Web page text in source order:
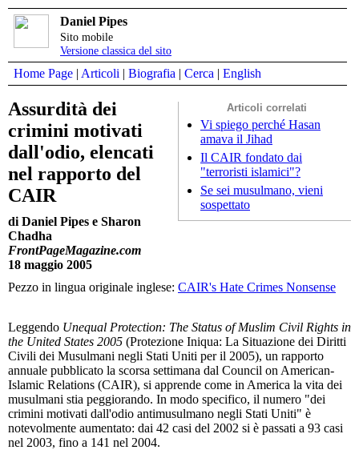
Daniel Pipes
Sito mobile
Versione classica del sito
Home Page | Articoli | Biografia | Cerca | English
Articoli correlati
Vi spiego perché Hasan
amava il Jihad
Il CAIR fondato dai
"terroristi islamici"?
Se sei musulmano, vieni
sospettato
Assurdità dei
crimini motivati
dall'odio, elencati
nel rapporto del
CAIR
di Daniel Pipes e Sharon
Chadha
FrontPageMagazine.com
18 maggio 2005
Pezzo in lingua originale inglese: CAIR's Hate Crimes Nonsense
Leggendo Unequal Protection: The Status of Muslim Civil Rights in
the United States 2005 (Protezione Iniqua: La Situazione dei Diritti
Civili dei Musulmani negli Stati Uniti per il 2005), un rapporto
annuale pubblicato la scorsa settimana dal Council on American-
Islamic Relations (CAIR), si apprende come in America la vita dei
musulmani stia peggiorando. In modo specifico, il numero "dei
crimini motivati dall'odio antimusulmano negli Stati Uniti" è
notevolmente aumentato: dai 42 casi del 2002 si è passati a 93 casi
nel 2003, fino a 141 nel 2004.